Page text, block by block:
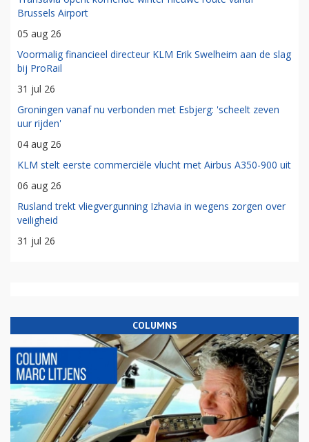
Brussels Airport
05 aug 26
Voormalig financieel directeur KLM Erik Swelheim aan de slag
bij ProRail
31 jul 26
Groningen vanaf nu verbonden met Esbjerg: 'scheelt zeven
uur rijden'
04 aug 26
KLM stelt eerste commerciële vlucht met Airbus A350-900 uit
06 aug 26
Rusland trekt vliegvergunning Izhavia in wegens zorgen over
veiligheid
31 jul 26
COLUMNS